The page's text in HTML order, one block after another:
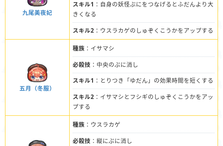
九尾美夜妃
スキル1 ：自身の妖怪ぷにをつなげるとふだんより大
きくなる
スキル2 ：ウスラカゲのしゅぞくこうかをアップする
五月（冬服）
種族 ：イサマシ
必殺技 ：中央のぷに消し
スキル1 ：とりつき「ゆだん」の効果時間を短くする
スキル2 ：イサマシとフシギのしゅぞくこうかをアッ
プする
種族 ：ウスラカゲ
必殺技 ：縦にぷに消し